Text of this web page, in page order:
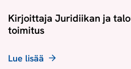
Kirjoittaja Juridiikan ja
toimitus
Lue lisää